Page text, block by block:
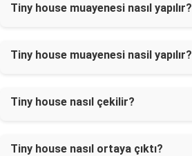
Tiny house muayenesi nasıl yapılır?
Tiny house muayenesi nasil yapılır?
Tiny house nasıl çekilir?
Tiny house nasıl ortaya çıktı?